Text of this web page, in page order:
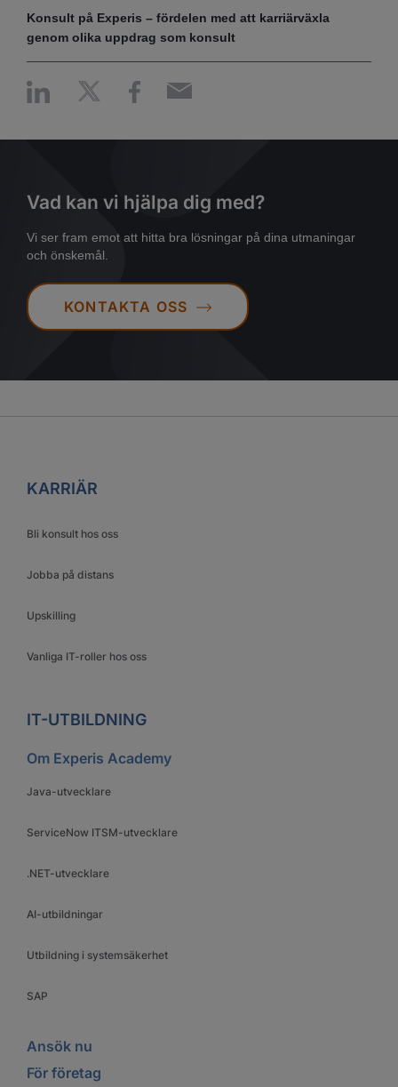
Konsult på Experis – fördelen med att karriärväxla
genom olika uppdrag som konsult
Vad kan vi hjälpa dig med?
Vi ser fram emot att hitta bra lösningar på dina utmaningar
och önskemål.
KONTAKTA OSS
KARRIÄR
Bli konsult hos oss
Jobba på distans
Upskilling
Vanliga IT-roller hos oss
IT-UTBILDNING
Om Experis Academy
Java-utvecklare
ServiceNow ITSM-utvecklare
.NET-utvecklare
AI-utbildningar
Utbildning i systemsäkerhet
SAP
Ansök nu
För företag